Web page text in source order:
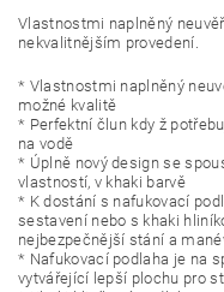
Vlastnostmi naplněný
nekvalitnějším provedení.
* Vlastnostmi naplněný
možné kvalitě
* Perfektní člun kdy ž
na vodě
* Úplně nový design se
vlastností, v khaki barvě
* K dostání s nafukovací
sestavení nebo s khaki
nejbezpečnější stání a
* Nafukovací podlaha je na
vytvářející lepší plochu pro